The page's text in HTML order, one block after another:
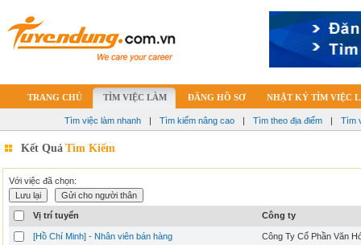
TRANG CHỦ TÌM VIỆC LÀM ĐĂNG HỒ SƠ NHẬT KÝ TÌM VIỆC
Tìm việc làm nhanh | Tìm kiếm nâng cao | Tìm theo địa điểm | Tìm
Kết Quả Tìm Kiếm
Với việc đã chọn:
Vị trí tuyển Công ty
[Hồ Chí Minh] - Nhân viên bán hàng Công Ty Cổ Phần Văn